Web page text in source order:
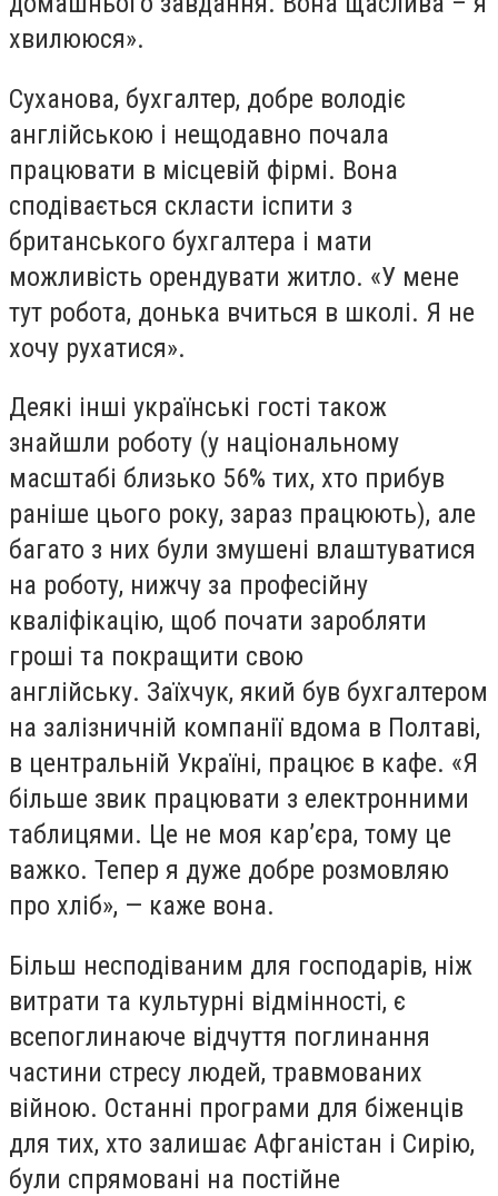
хвилююся».
Суханова, бухгалтер, добре володіє
англійською і нещодавно почала
працювати в місцевій фірмі. Вона
сподівається скласти іспити з
британського бухгалтера і мати
можливість орендувати житло. «У мене
тут робота, донька вчиться в школі. Я не
хочу рухатися».
Деякі інші українські гості також
знайшли роботу (у національному
масштабі близько 56% тих, хто прибув
раніше цього року, зараз працюють), але
багато з них були змушені влаштуватися
на роботу, нижчу за професійну
кваліфікацію, щоб почати заробляти
гроші та покращити свою
англійську. Заїхчук, який був бухгалтером
на залізничній компанії вдома в Полтаві,
в центральній Україні, працює в кафе. «Я
більше звик працювати з електронними
таблицями. Це не моя кар’єра, тому це
важко. Тепер я дуже добре розмовляю
про хліб», — каже вона.
Більш несподіваним для господарів, ніж
витрати та культурні відмінності, є
всепоглинаюче відчуття поглинання
частини стресу людей, травмованих
війною. Останні програми для біженців
для тих, хто залишає Афганістан і Сирію,
були спрямовані на постійне